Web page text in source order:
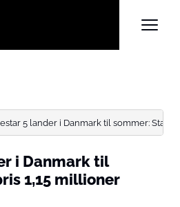
5 lander i Danmark til sommer:
i Danmark til
1,15 millioner